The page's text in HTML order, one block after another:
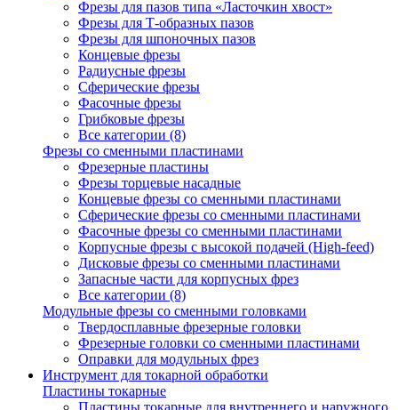
Фрезы для пазов типа «Ласточкин хвост»
Фрезы для Т-образных пазов
Фрезы для шпоночных пазов
Концевые фрезы
Радиусные фрезы
Сферические фрезы
Фасочные фрезы
Грибковые фрезы
Все категории (8)
Фрезы со сменными пластинами
Фрезерные пластины
Фрезы торцевые насадные
Концевые фрезы со сменными пластинами
Сферические фрезы со сменными пластинами
Фасочные фрезы со сменными пластинами
Корпусные фрезы с высокой подачей (High-feed)
Дисковые фрезы со сменными пластинами
Запасные части для корпусных фрез
Все категории (8)
Модульные фрезы со сменными головками
Твердосплавные фрезерные головки
Фрезерные головки со сменными пластинами
Оправки для модульных фрез
Инструмент для токарной обработки
Пластины токарные
Пластины токарные для внутреннего и наружного